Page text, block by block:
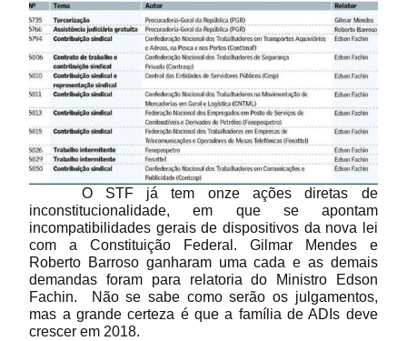
O STF já tem onze ações diretas de
inconstitucionalidade, em que se apontam
incompatibilidades gerais de dispositivos da nova lei
com a Constituição Federal. Gilmar Mendes e
Roberto Barroso ganharam uma cada e as demais
demandas foram para relatoria do Ministro Edson
Fachin. Não se sabe como serão os julgamentos,
mas a grande certeza é que a família de ADIs deve
crescer em 2018.